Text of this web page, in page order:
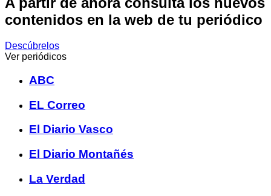
contenidos en la web de tu periódico
Descúbrelos
Ver periódicos
ABC
EL Correo
El Diario Vasco
El Diario Montañés
La Verdad